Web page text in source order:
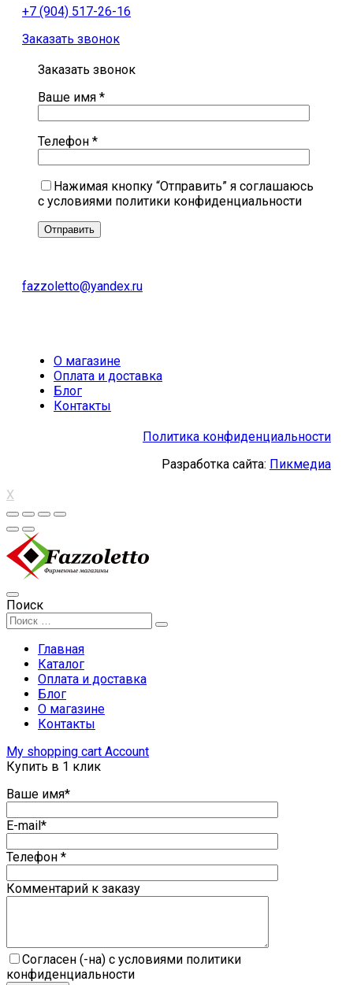
+7 (904) 517-26-16
Заказать звонок
Заказать звонок
Ваше имя *
Телефон *
Нажимая кнопку “Отправить” я соглашаюсь
с условиями политики конфиденциальности
fazzoletto@yandex.ru
О магазине
Оплата и доставка
Блог
Контакты
Политика конфиденциальности
Разработка сайта: Пикмедиа
X
Поиск
Главная
Каталог
Оплата и доставка
Блог
О магазине
Контакты
My shopping cart Account
Купить в 1 клик
Ваше имя*
E-mail*
Телефон *
Комментарий к заказу
Согласен (-на) с условиями политики
конфиденциальности